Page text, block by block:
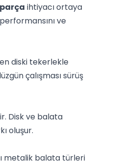
ihtiyacı ortaya
ve
diski tekerlekle
çalışması sürüş
Disk ve balata
oluşur.
metalik balata türleri